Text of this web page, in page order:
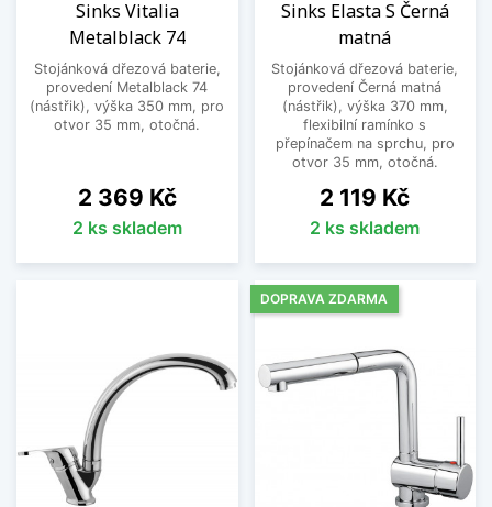
Sinks Vitalia
Metalblack 74
Stojánková dřezová baterie,
provedení Metalblack 74
(nástřik), výška 350 mm, pro
otvor 35 mm, otočná.
Cena
2 369 Kč
2 ks skladem
Sinks Elasta S Černá
matná
Stojánková dřezová baterie,
provedení Černá matná
(nástřik), výška 370 mm,
flexibilní ramínko s
přepínačem na sprchu, pro
otvor 35 mm, otočná.
Cena
2 119 Kč
2 ks skladem
DOPRAVA ZDARMA